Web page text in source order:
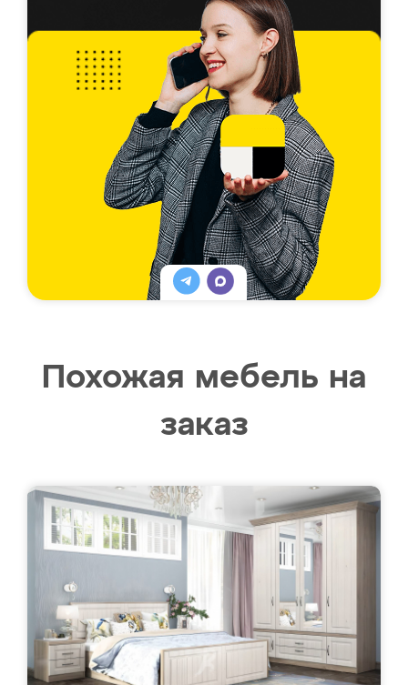
Похожая мебель на
заказ